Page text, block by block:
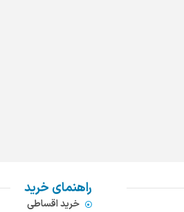
راهنمای خرید
خرید اقساطی